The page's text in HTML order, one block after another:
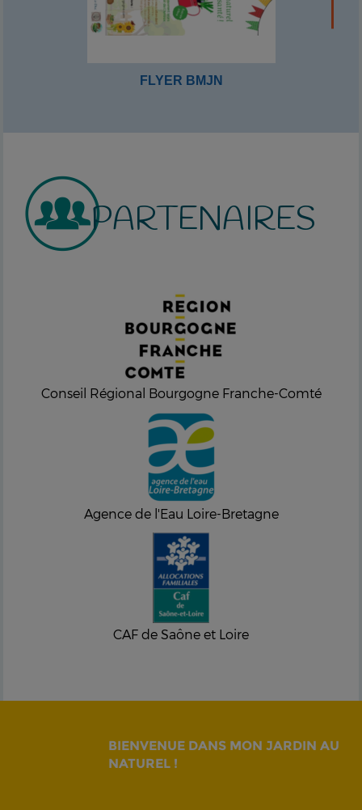
FLYER BMJN
PARTENAIRES
Conseil Régional Bourgogne Franche-Comté
Agence de l'Eau Loire-Bretagne
CAF de Saône et Loire
BIENVENUE DANS MON JARDIN AU
NATUREL !